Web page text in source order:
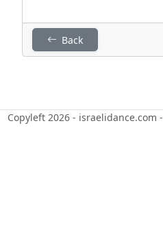
Back
Copyleft 2026 - israelidance.com -